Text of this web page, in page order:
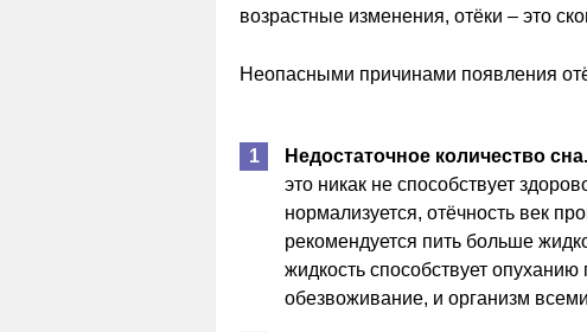
возрастные изменения, отёки – это
Неопасными причинами появления
Недостаточное количество сна.
это никак не способствует
нормализуется, отёчность век
рекомендуется пить больше
жидкость способствует опуханию
обезвоживание, и организм